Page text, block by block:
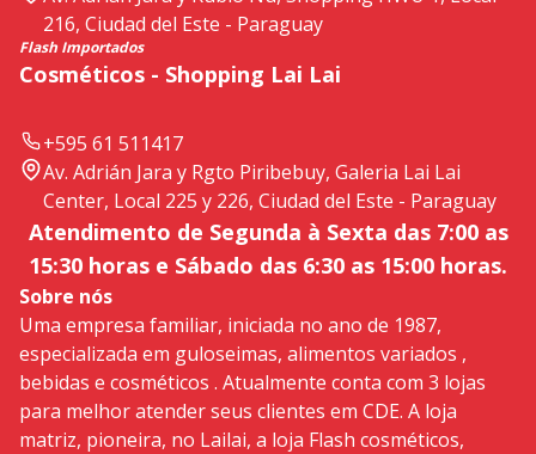
216, Ciudad del Este - Paraguay
Flash Importados
Cosméticos - Shopping Lai Lai
+595 61 511417
Av. Adrián Jara y Rgto Piribebuy, Galeria Lai Lai
Center, Local 225 y 226, Ciudad del Este - Paraguay
Atendimento de Segunda à Sexta das 7:00 as
15:30 horas e Sábado das 6:30 as 15:00 horas.
Sobre nós
Uma empresa familiar, iniciada no ano de 1987,
especializada em guloseimas, alimentos variados ,
bebidas e cosméticos . Atualmente conta com 3 lojas
para melhor atender seus clientes em CDE. A loja
matriz, pioneira, no Lailai, a loja Flash cosméticos,